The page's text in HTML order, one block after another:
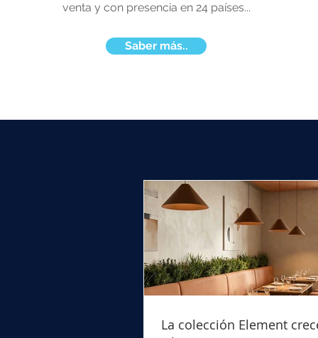
venta y con presencia en 24 países...
Saber más..
La colección Element